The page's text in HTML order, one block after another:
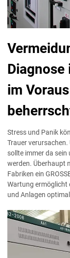
Diagnose
im
Stress und Panik
Trauer verursachen.
sollte immer da sein
werden. Überhaupt
Fabriken ein
Wartung ermöglicht
und Anlagen